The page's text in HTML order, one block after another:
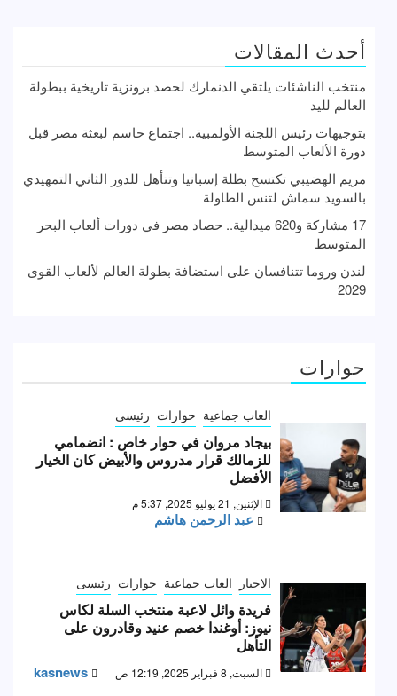
أحدث المقالات
منتخب الناشئات يلتقي الدنمارك لحصد برونزية تاريخية ببطولة
العالم لليد
بتوجيهات رئيس اللجنة الأولمبية.. اجتماع حاسم لبعثة مصر قبل
دورة الألعاب المتوسط
مريم الهضيبي تكتسح بطلة إسبانيا وتتأهل للدور الثاني التمهيدي
بالسويد سماش لتنس الطاولة
17 مشاركة و620 ميدالية.. حصاد مصر في دورات ألعاب البحر
المتوسط
لندن وروما تتنافسان على استضافة بطولة العالم لألعاب القوى
2029
حوارات
العاب جماعية حوارات رئيسى
بيجاد مروان في حوار خاص : انضمامي
للزمالك قرار مدروس والأبيض كان الخيار
الأفضل
الإثنين, 21 يوليو 2025, 5:37 م
عبد الرحمن هاشم
الاخبار العاب جماعية حوارات رئيسى
فريدة وائل لاعبة منتخب السلة لكاس
نيوز: أوغندا خصم عنيد وقادرون على
التأهل
السبت, 8 فبراير 2025, 12:19 ص kasnews